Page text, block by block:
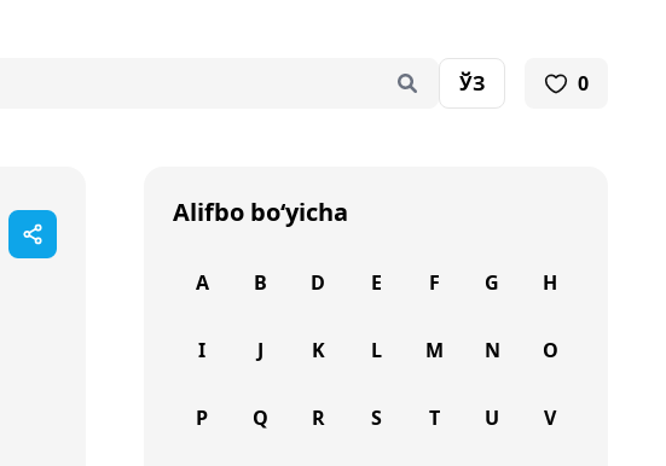
ЎЗ 0
Alifbo bo‘yicha
A B D E F G H
I J K L M N O
P Q R S T U V